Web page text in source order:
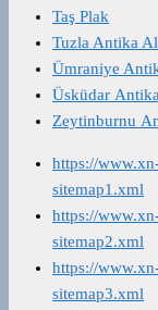
Taş Plak
Tuzla Antika
Ümraniye
Üsküdar
Zeytinburnu
https://
sitemap1.xml
https://
sitemap2.xml
https://
sitemap3.xml